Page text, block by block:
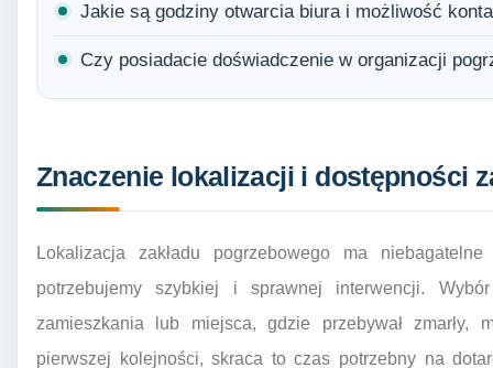
Jakie są godziny otwarcia biura i możliwość
Czy posiadacie doświadczenie w organizacji
Znaczenie lokalizacji i dostępności
Lokalizacja zakładu pogrzebowego ma
potrzebujemy szybkiej i sprawnej interwencji.
zamieszkania lub miejsca, gdzie przebywał zmarły,
pierwszej kolejności, skraca to czas potrzebny na